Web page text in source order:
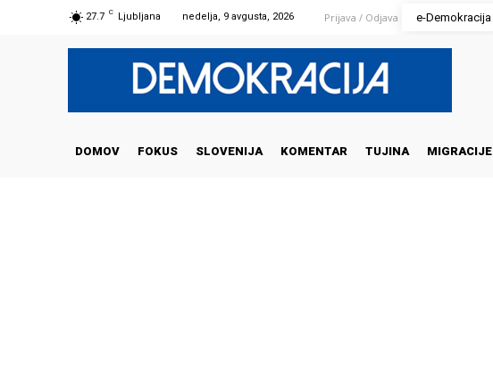
27.7 C Ljubljana nedelja, 9 avgusta, 2026 Prijava / Odjava e-Demokracija
DOMOV FOKUS SLOVENIJA KOMENTAR TUJINA MIGRACIJE